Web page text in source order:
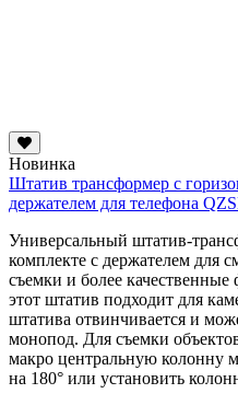
Новинка
Штатив трансформер с
держателем для телефона
Универсальный штатив-
комплекте с держателем для
съемки и более
этот штатив подходит для
штатива отвинчивается и
монопод. Для съемки
макро центральную колонну
на 180° или установить